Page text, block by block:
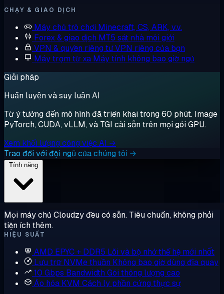
CHẠY & GIAO DỊCH
Máy chủ trò chơi Minecraft, CS, ARK, v.v.
Forex & giao dịch MT5 sát nhà môi giới
VPN & quyền riêng tưVPN riêng của bạn
Máy trạm từ xa Máy tính không bao giờ ngủ
Giải pháp
Huấn luyện và suy luận AI
Từ ý tưởng đến mô hình đã triển khai trong 60 phút. Image
PyTorch, CUDA, vLLM, và TGI cài sẵn trên mọi gói GPU.
Xem khối lượng công việc AI →
Trao đổi với đội ngũ của chúng tôi →
Mọi máy chủ Cloudzy đều có sẵn. Tiêu chuẩn, không phải
tiện ích thêm.
HIỆU SUẤT
AMD EPYC + DDR5 Lõi và bộ nhớ thế hệ mới nhất
Lưu trữ NVMe thuần Không bao giờ dùng đĩa quay
10 Gbps Bandwidth Gói thông lượng cao
Ảo hóa KVM Cách ly phần cứng thực sự